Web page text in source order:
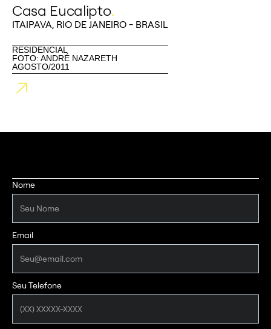
Casa Eucalipto.
ITAIPAVA, RIO DE JANEIRO - BRASIL
RESIDENCIAL
FOTO: ANDRÉ NAZARETH
AGOSTO/2011
Nome
Email
Seu Telefone